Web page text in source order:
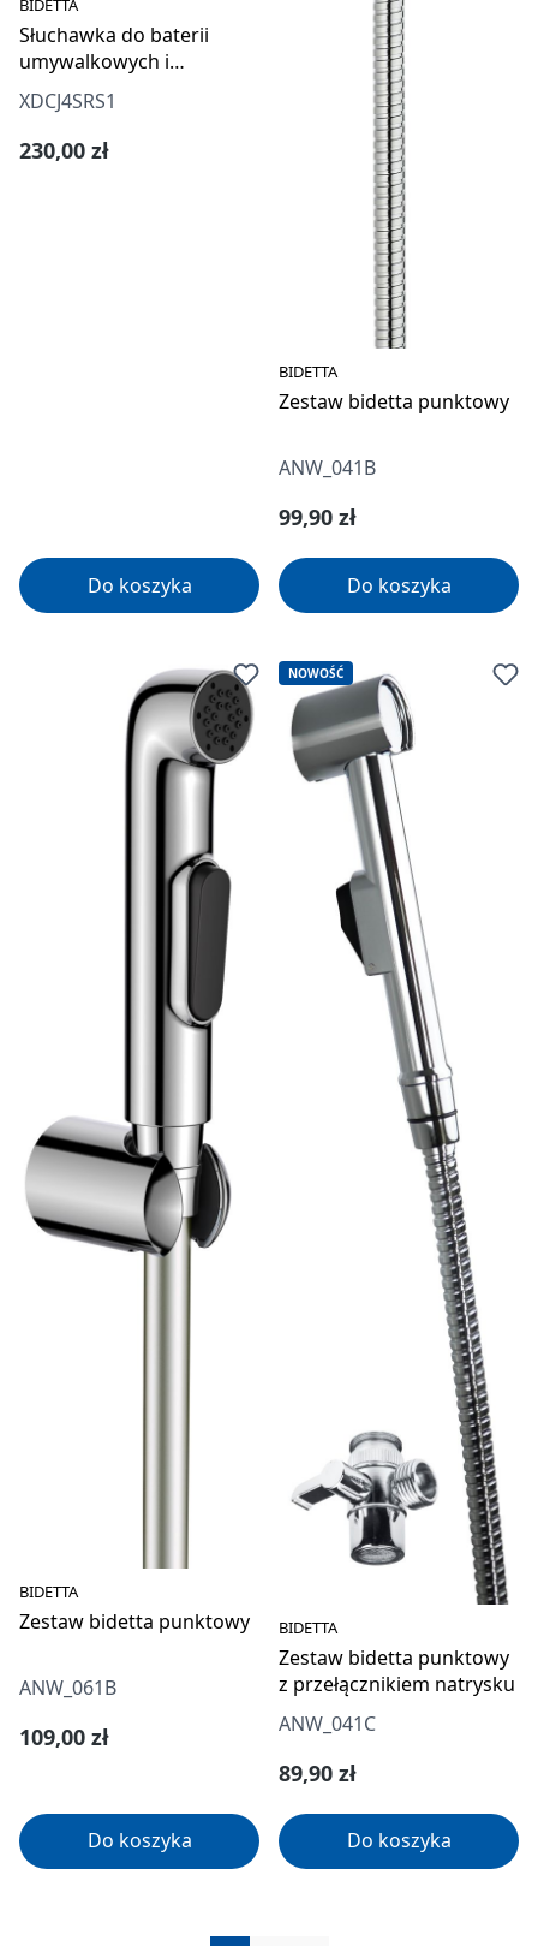
BIDETTA
Słuchawka do baterii
umywalkowych i
bidetowych - bidetta
XDCJ4SRS1
Cena regularna:
230,00 zł
Do koszyka
BIDETTA
Zestaw bidetta punktowy
ANW_041B
Cena regularna:
99,90 zł
Do koszyka
BIDETTA
Zestaw bidetta punktowy
ANW_061B
Cena regularna:
109,00 zł
Do koszyka
NOWOŚĆ
BIDETTA
Zestaw bidetta punktowy
z przełącznikiem natrysku
ANW_041C
Cena regularna:
89,90 zł
Do koszyka